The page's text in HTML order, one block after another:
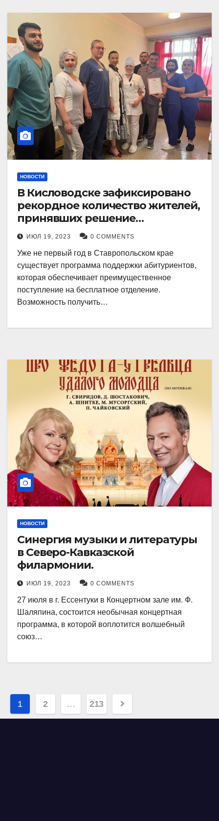
НОВОСТИ
В Кисловодске зафиксировано
рекордное количество жителей,
принявших решение
воспользоваться
установленными мерами, с
целью поступления в
медицинский вуз в районе.
ИЮЛ 19, 2023 0 COMMENTS
Уже не первый год в Ставропольском крае
существует программа поддержки абитуриентов,
которая обеспечивает преимущественное
поступление на бесплатное отделение.
Возможность получить…
НОВОСТИ
Синергия музыки и литературы
в Северо-Кавказской
филармонии.
ИЮЛ 19, 2023 0 COMMENTS
27 июля в г. Ессентуки в Концертном зале им. Ф.
Шаляпина, состоится необычная концертная
программа, в которой воплотится волшебный
союз…
Навигация
по
1 2 … 213